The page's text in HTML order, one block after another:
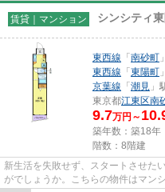
賃貸｜マンション シンシティ
東西線 「 南砂町
東西線 「 東陽町
京葉線 「 潮見 」
東京都江東区南
9.7万円～
築年数：築18年
階数：8階建
新生活を失敗せず、スタートさせた
がでしょうか。こちらの物件はマン